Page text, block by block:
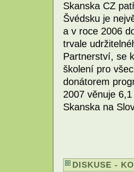
Skanska CZ
Švédsku je
a v roce 2006
trvale
Partnerství, se
školení pro
donátorem
2007 věnuje
Skanska na
DISKUSE -